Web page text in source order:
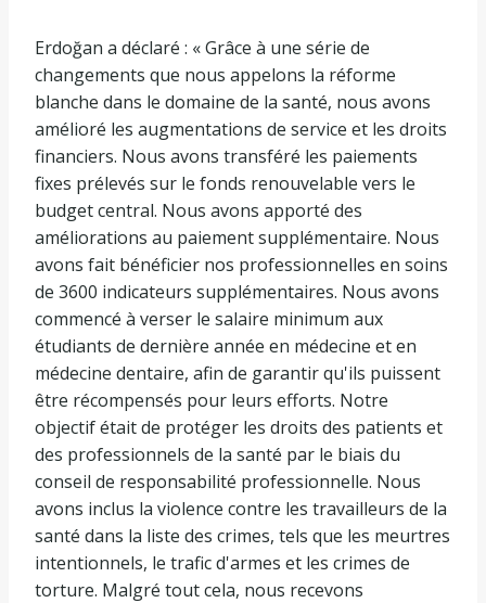
Erdoğan a déclaré : « Grâce à une série de
changements que nous appelons la réforme
blanche dans le domaine de la santé, nous avons
amélioré les augmentations de service et les droits
financiers. Nous avons transféré les paiements
fixes prélevés sur le fonds renouvelable vers le
budget central. Nous avons apporté des
améliorations au paiement supplémentaire. Nous
avons fait bénéficier nos professionnelles en soins
de 3600 indicateurs supplémentaires. Nous avons
commencé à verser le salaire minimum aux
étudiants de dernière année en médecine et en
médecine dentaire, afin de garantir qu'ils puissent
être récompensés pour leurs efforts. Notre
objectif était de protéger les droits des patients et
des professionnels de la santé par le biais du
conseil de responsabilité professionnelle. Nous
avons inclus la violence contre les travailleurs de la
santé dans la liste des crimes, tels que les meurtres
intentionnels, le trafic d'armes et les crimes de
torture. Malgré tout cela, nous recevons